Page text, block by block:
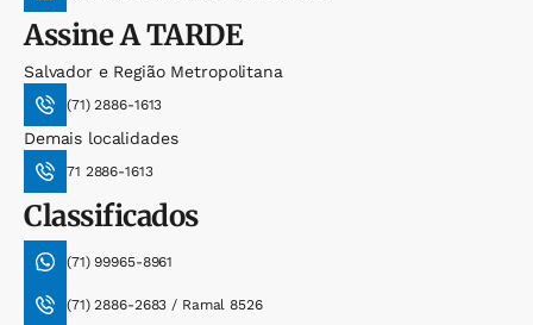
AssineA TARDE
Salvador e Região Metropolitana
(71) 2886-1613
Demais localidades
71 2886-1613
Classificados
(71) 99965-8961
(71) 2886-2683 / Ramal 8526